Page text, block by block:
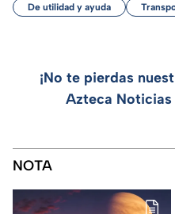
De utilidad y ayuda
¡No te pierdas
Azteca Noticias
NOTA